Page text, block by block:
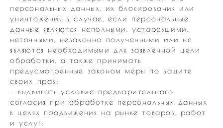
персональных данных, их блокирования или
уничтожения в случае, если персональные
данные являются неполными, устаревшими,
неточными, незаконно полученными или не
являются необходимыми для заявленной цели
обработки, а также принимать
предусмотренные законом меры по защите
своих прав;
– выдвигать условие предварительного
согласия при обработке персональных данных
в целях продвижения на рынке товаров, работ
и услуг;